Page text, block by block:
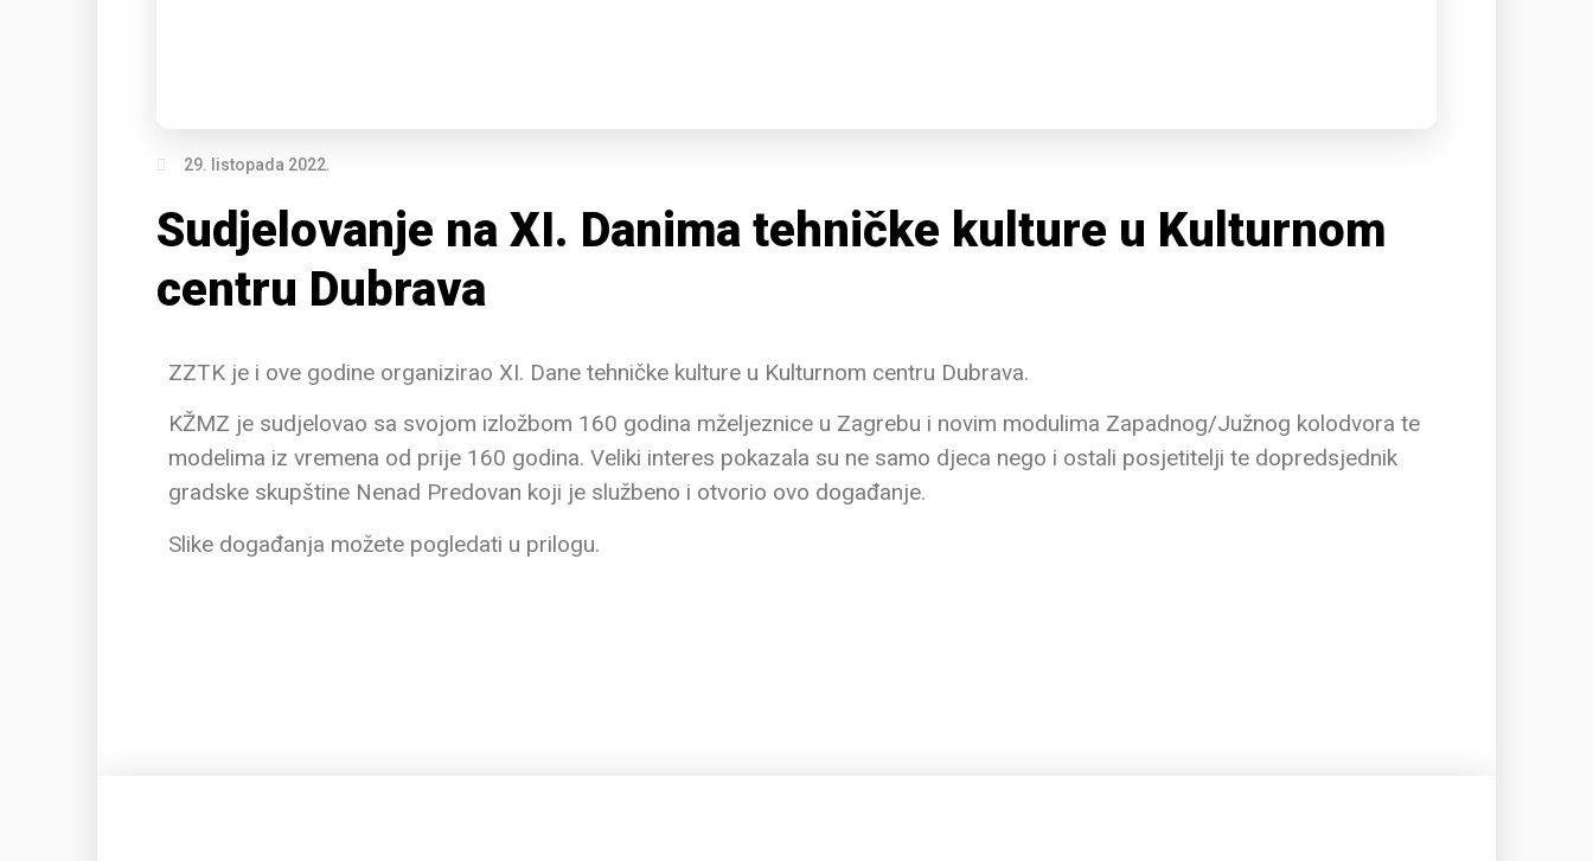
29. listopada 2022.
Sudjelovanje na XI. Danima tehničke kulture u Kulturnom
centru Dubrava
ZZTK je i ove godine organizirao XI. Dane tehničke kulture u Kulturnom centru Dubrava.
KŽMZ je sudjelovao sa svojom izložbom 160 godina mželjeznice u Zagrebu i novim modulima Zapadnog/Južnog kolodvora te
modelima iz vremena od prije 160 godina. Veliki interes pokazala su ne samo djeca nego i ostali posjetitelji te dopredsjednik
gradske skupštine Nenad Predovan koji je službeno i otvorio ovo događanje.
Slike događanja možete pogledati u prilogu.